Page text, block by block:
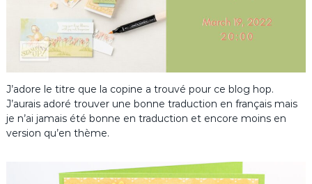
J’adore le titre que la copine a trouvé pour ce blog hop.
J’aurais adoré trouver une bonne traduction en français mais
je n’ai jamais été bonne en traduction et encore moins en
version qu’en thème.